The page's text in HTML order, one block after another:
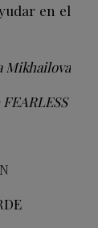
en el
Mikhailova